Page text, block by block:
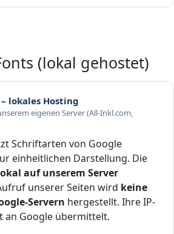
(lokal gehostet)
lokales Hosting
eigenen Server (All-Inkl.com,
Schriftarten von Google
einheitlichen Darstellung. Die
auf unserem Server
unserer Seiten wird keine
Servern hergestellt. Ihre IP-
an Google übermittelt.